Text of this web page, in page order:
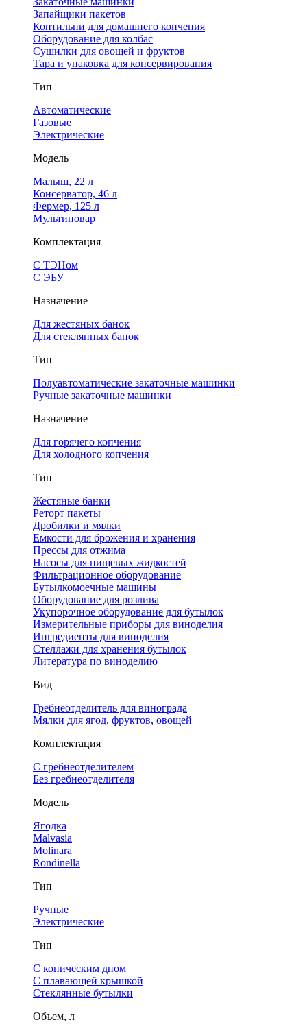
Запайщики пакетов
Коптильни для домашнего копчения
Оборудование для колбас
Сушилки для овощей и фруктов
Тара и упаковка для консервирования
Тип
Автоматические
Газовые
Электрические
Модель
Малыш, 22 л
Консерватор, 46 л
Фермер, 125 л
Мультиповар
Комплектация
С ТЭНом
С ЭБУ
Назначение
Для жестяных банок
Для стеклянных банок
Тип
Полуавтоматические закаточные машинки
Ручные закаточные машинки
Назначение
Для горячего копчения
Для холодного копчения
Тип
Жестяные банки
Реторт пакеты
Дробилки и мялки
Емкости для брожения и хранения
Прессы для отжима
Насосы для пищевых жидкостей
Фильтрационное оборудование
Бутылкомоечные машины
Оборудование для розлива
Укупорочное оборудование для бутылок
Измерительные приборы для виноделия
Ингредиенты для виноделия
Стеллажи для хранения бутылок
Литература по виноделию
Вид
Гребнеотделитель для винограда
Мялки для ягод, фруктов, овощей
Комплектация
С гребнеотделителем
Без гребнеотделителя
Модель
Ягодка
Malvasia
Molinara
Rondinella
Тип
Ручные
Электрические
Тип
С коническим дном
С плавающей крышкой
Стеклянные бутылки
Объем, л